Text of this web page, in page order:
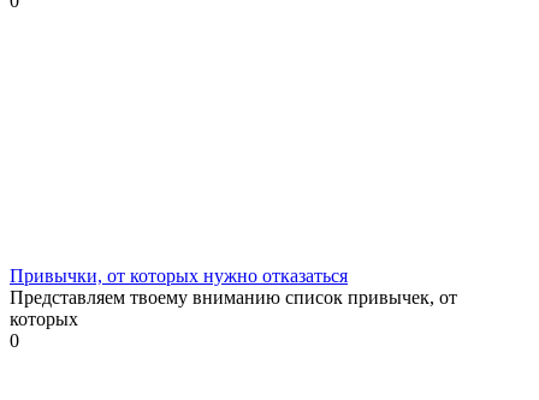
Привычки, от которых нужно отказаться
Представляем твоему вниманию список привычек, от
которых
0